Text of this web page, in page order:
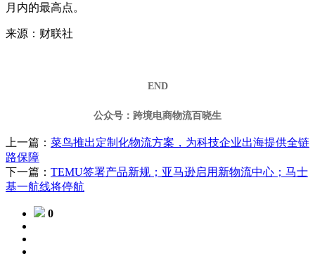
月内的最高点。
来源：财联社
END
公众号：跨境电商物流百晓生
上一篇： 菜鸟推出定制化物流方案，为科技企业出海提供全链
路保障
下一篇： TEMU签署产品新规；亚马逊启用新物流中心；马士
基一航线将停航
0